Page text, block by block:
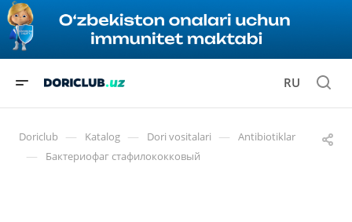
RU
Doriclub — Katalog — Dori vositalari — Antibiotiklar
— Бактериофаг стафилококковый